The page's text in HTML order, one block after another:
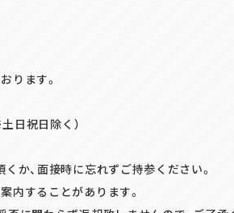
ります。
日祝日除く）
か、面接時に忘れずご持参ください。
内することがあります。